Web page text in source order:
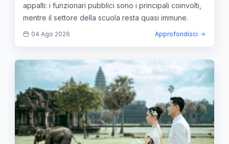
appalti: i funzionari pubblici sono i principali coinvolti,
mentre il settore della scuola resta quasi immune.
04 Ago 2026 Approfondisci